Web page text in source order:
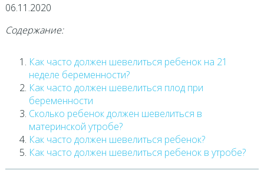
06.11.2020
Содержание:
Как часто должен шевелиться ребенок на 21
неделе беременности?
Как часто должен шевелиться плод при
беременности
Cколько ребенок должен шевелиться в
материнской утробе?
Как часто должен шевелиться ребенок?
Как часто должен шевелиться ребенок в утробе?